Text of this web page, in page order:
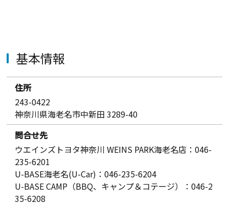
基本情報
住所
243-0422
神奈川県海老名市中新田 3289-40
問合せ先
ウエインズトヨタ神奈川 WEINS PARK海老名店：046-
235-6201
U-BASE海老名(U-Car)：046-235-6204
U-BASE CAMP（BBQ、キャンプ＆コテージ）：046-2
35-6208